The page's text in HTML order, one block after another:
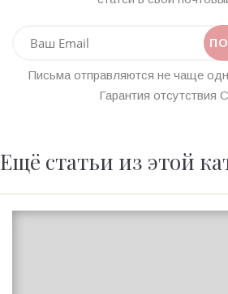
Письма отправляются не чаще
Гарантия отсутствия
Ещё статьи из этой